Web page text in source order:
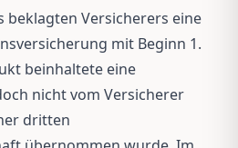
beklagten Versicherers eine
mit Beginn 1.
beinhaltete eine
nicht vom Versicherer
dritten